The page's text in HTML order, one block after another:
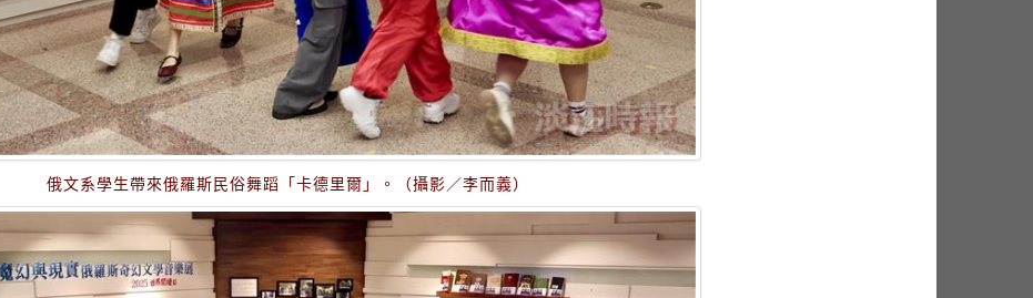
俄文系學生帶來俄羅斯民俗舞蹈「卡德里爾」。（攝影／李而義）